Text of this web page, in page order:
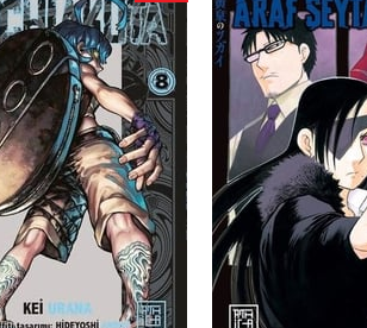
İndirim
%50İndirim